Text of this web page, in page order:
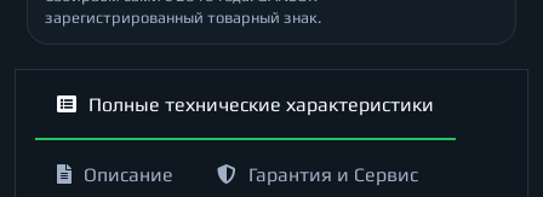
зарегистрированный товарный знак.
Полные технические характеристики
Описание Гарантия и Сервис